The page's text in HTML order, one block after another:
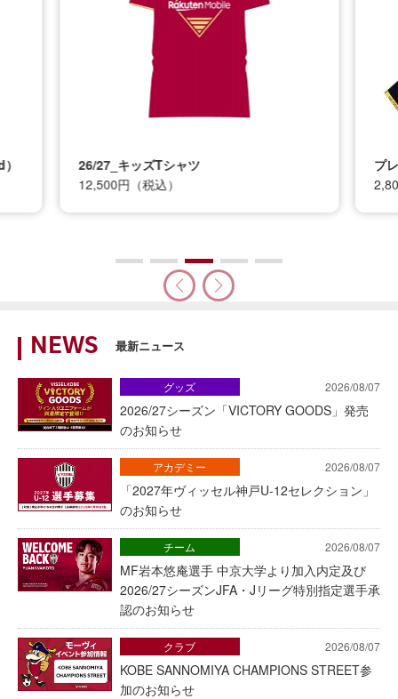
26/27_キッズTシャツ
12,500円（税込）
プ
NEWS 最新ニュース
2026/08/07
2026/27シーズン「VICTORY GOODS」発売
のお知らせ
グッズ
2026/08/07
「2027年ヴィッセル神戸U-12セレクション」
のお知らせ
アカデミー
2026/08/07
MF岩本悠庵選手 中京大学より加入内定及び
2026/27シーズンJFA・Jリーグ特別指定選手承
認のお知らせ
チーム
2026/08/07
KOBE SANNOMIYA CHAMPIONS STREET参
加のお知らせ
クラブ